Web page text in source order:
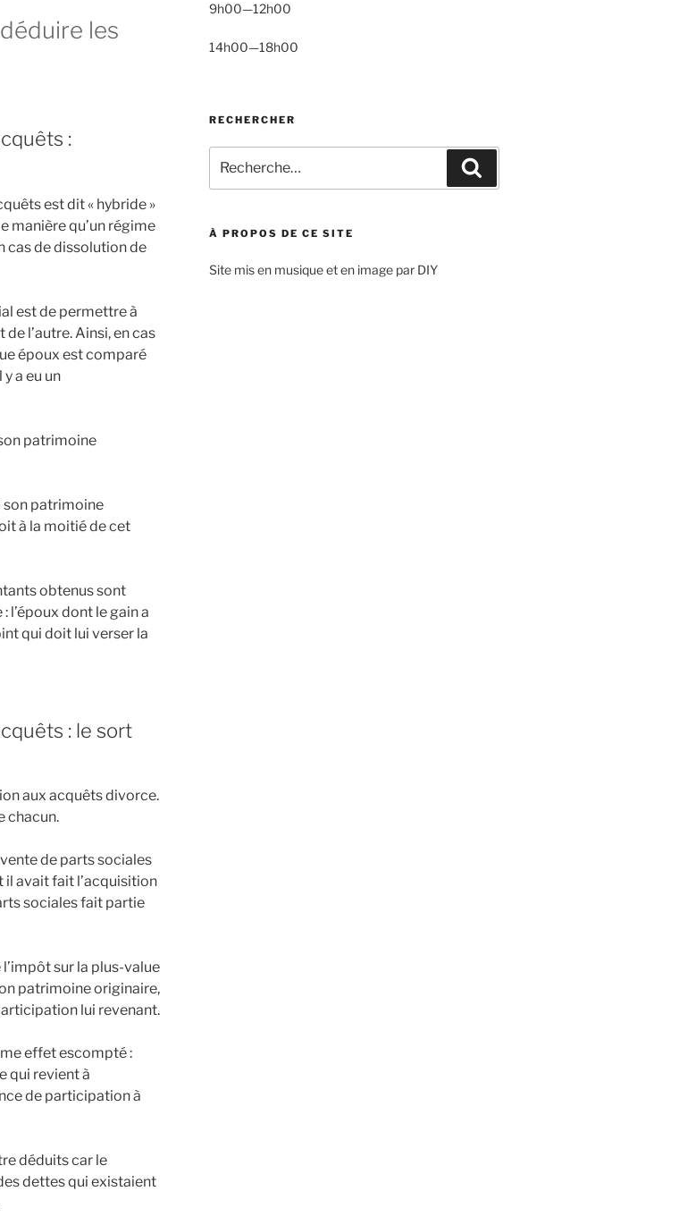
les
:
est dit « hybride »
manière qu’un régime
cas de dissolution de
est de permettre à
l’autre. Ainsi, en cas
époux est comparé
a eu un
patrimoine
son patrimoine
à la moitié de cet
obtenus sont
l’époux dont le gain a
qui doit lui verser la
: le sort
aux acquêts divorce.
chacun.
de parts sociales
il avait fait l’acquisition
sociales fait partie
sur la plus-value
patrimoine originaire,
lui revenant.
effet escompté :
qui revient à
de participation à
déduits car le
dettes qui existaient
9h00—12h00
14h00—18h00
RECHERCHER
pour
:
À PROPOS DE CE SITE
Site mis en musique et en image par DIY